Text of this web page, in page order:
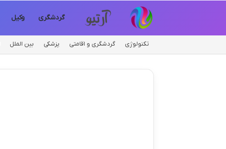
گردشگری وکیل
تکنولوژی گردشگری و اقامتی پزشکی بین الملل